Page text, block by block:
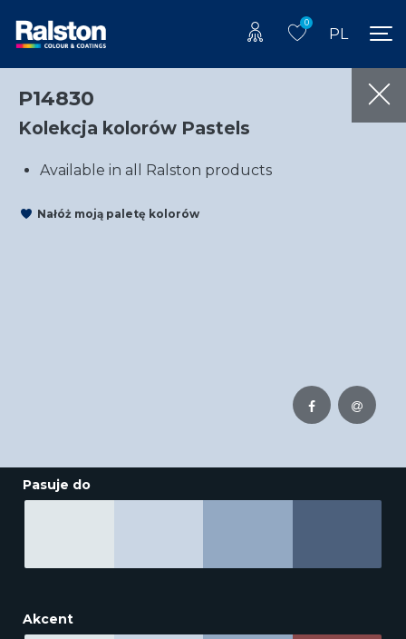
0
PL
P14830
Kolekcja kolorów Pastels
Available in all Ralston products
Nałóż moją paletę kolorów
Pasuje do
Akcent